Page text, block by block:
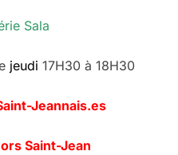
Sala
jeudi 17H30 à 18H30
Jeannais.es
Saint-Jean